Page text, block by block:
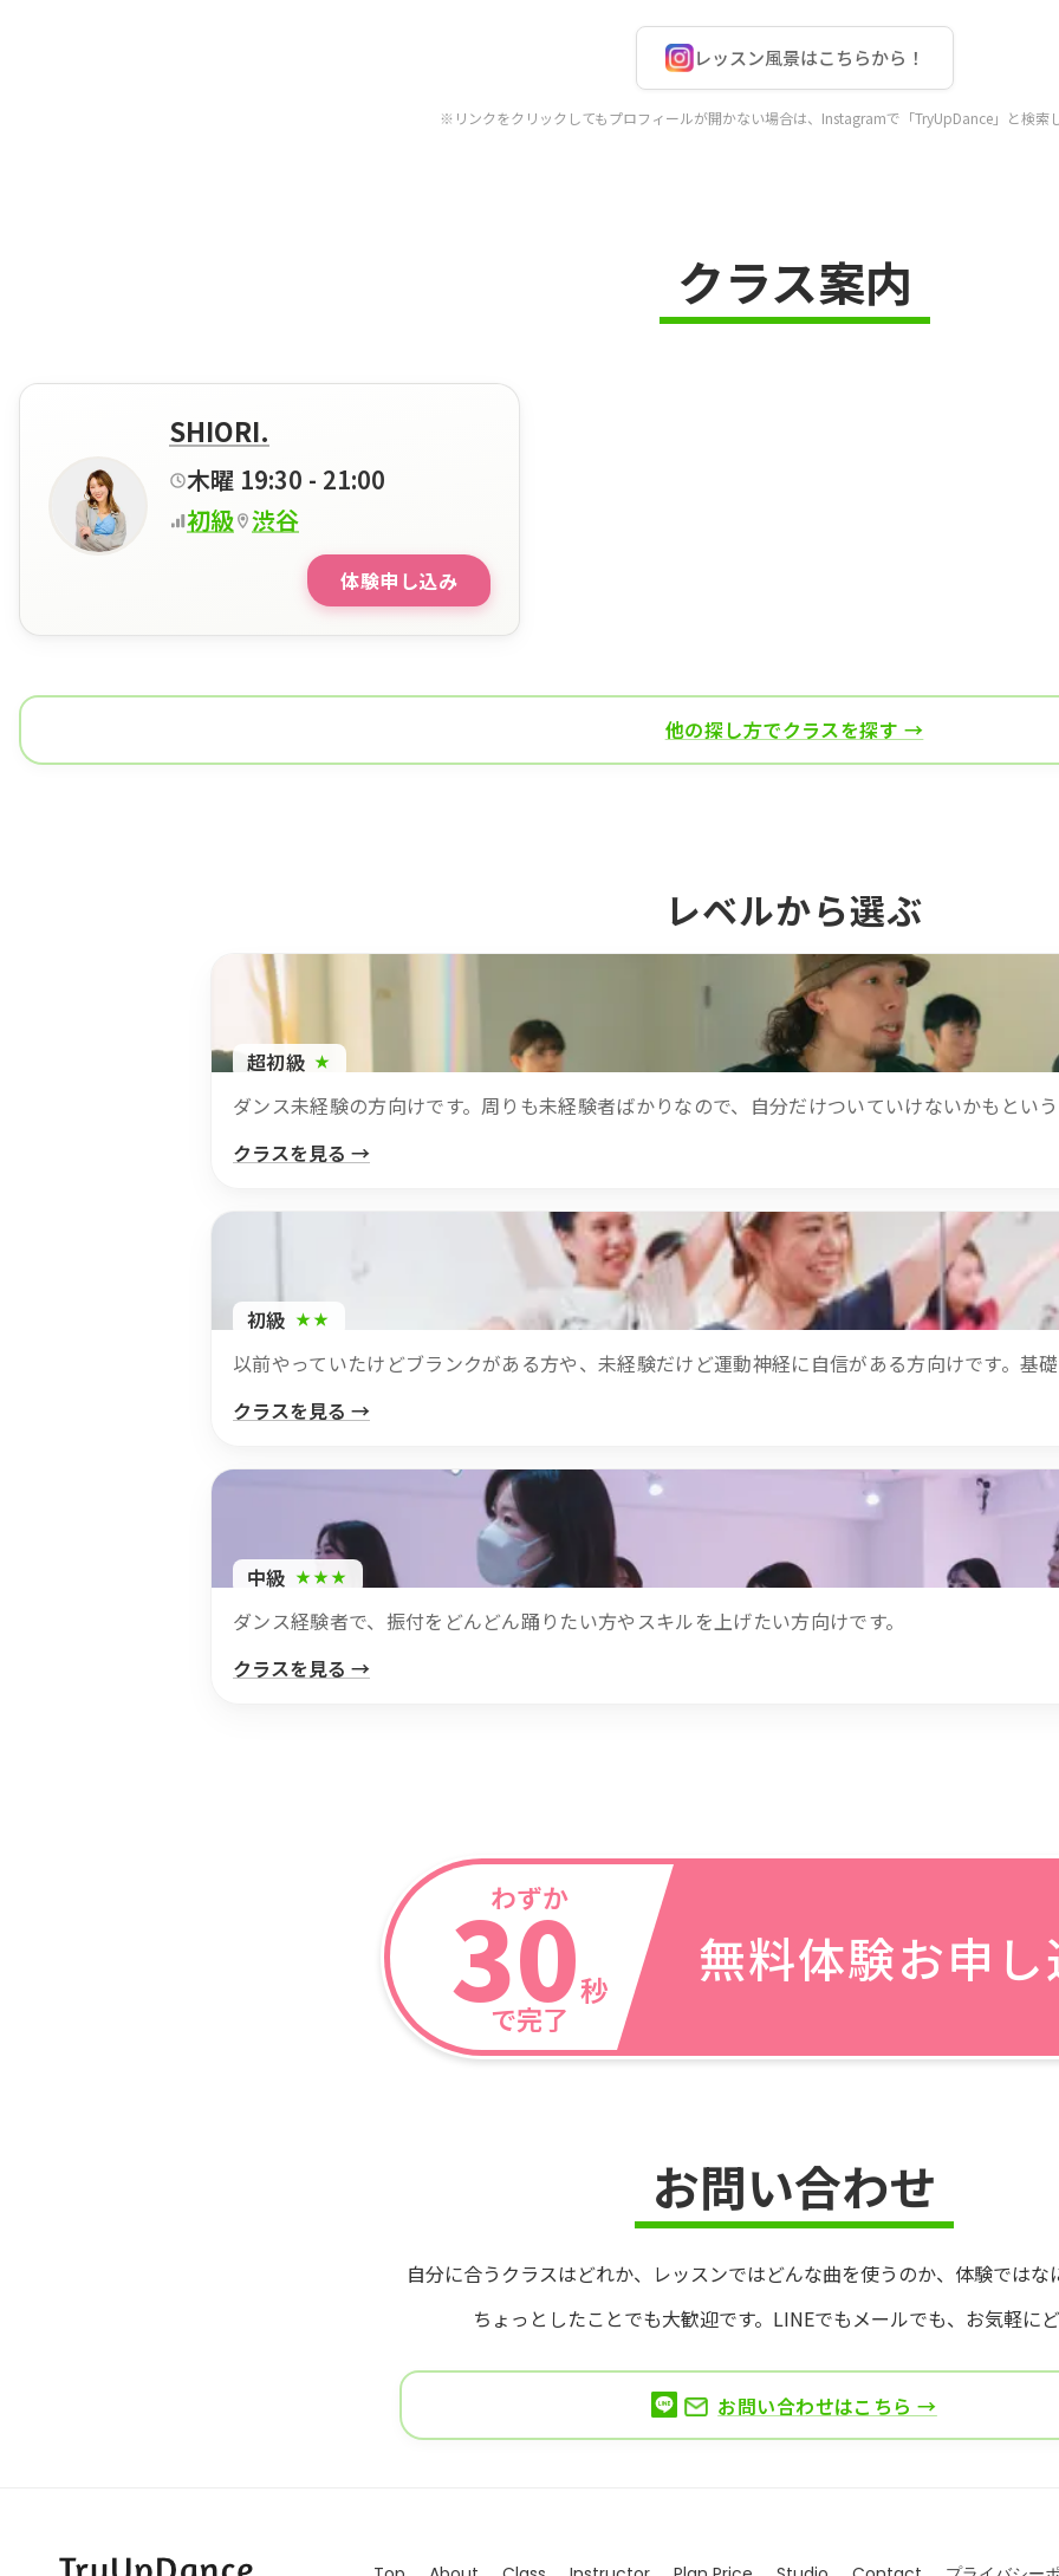
レッスン風景はこちらから！
※リンクをクリックしてもプロフィールが開かない場合は、Instagramで「TryUpDance」と検索
クラス案内
SHIORI.
木曜 19:30 - 21:00
初級 渋谷
体験申し込み
他の探し方でクラスを探す →
レベルから選ぶ
超初級 ★
ダンス未経験の方向けです。周りも未経験者ばかりなので、自分だけついていけないかもとい
クラスを見る →
初級 ★★
以前やっていたけどブランクがある方や、未経験だけど運動神経に自信がある方向けです。基
クラスを見る →
中級 ★★★
ダンス経験者で、振付をどんどん踊りたい方やスキルを上げたい方向けです。
クラスを見る →
わずか
30秒
で完了
無料体験お申
お問い合わせ
自分に合うクラスはどれか、 レッスンではどんな曲を使うのか、 体験ではな
ちょっとしたことでも大歓迎です。 LINEでもメールでも、お気軽に
お問い合わせはこちら →